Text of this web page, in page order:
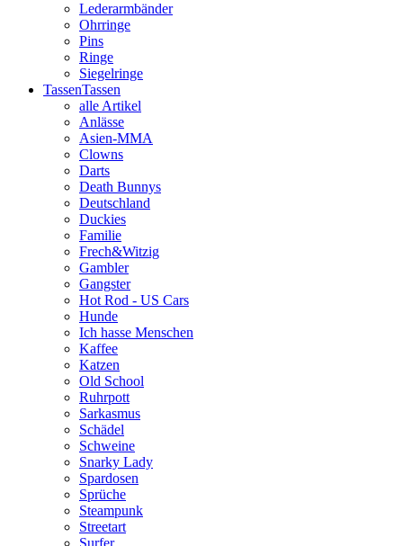
Lederarmbänder
Ohrringe
Pins
Ringe
Siegelringe
TassenTassen
alle Artikel
Anlässe
Asien-MMA
Clowns
Darts
Death Bunnys
Deutschland
Duckies
Familie
Frech&Witzig
Gambler
Gangster
Hot Rod - US Cars
Hunde
Ich hasse Menschen
Kaffee
Katzen
Old School
Ruhrpott
Sarkasmus
Schädel
Schweine
Snarky Lady
Spardosen
Sprüche
Steampunk
Streetart
Surfer